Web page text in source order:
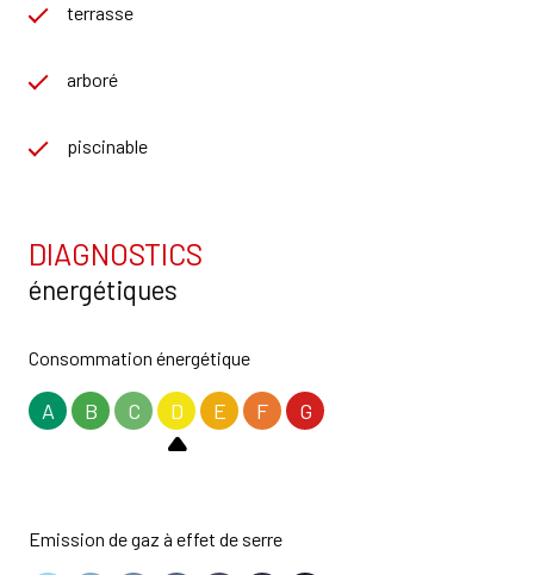
terrasse
arboré
piscinable
DIAGNOSTICS
énergétiques
Consommation énergétique
A B C D E F G
Emission de gaz à effet de serre